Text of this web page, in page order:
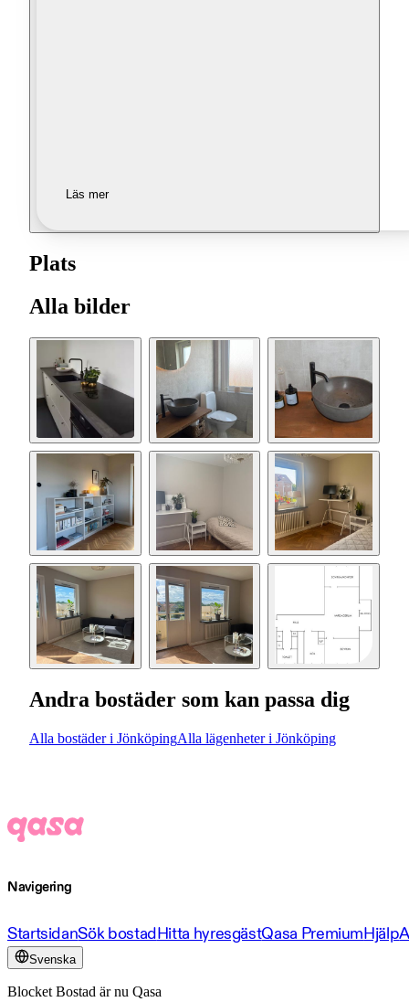
Läs mer
Plats
Alla bilder
Andra bostäder som kan passa dig
Alla bostäder i JönköpingAlla lägenheter i Jönköping
Navigering
StartsidanSök bostadHitta hyresgästQasa PremiumHjälp
Svenska
Blocket Bostad är nu Qasa